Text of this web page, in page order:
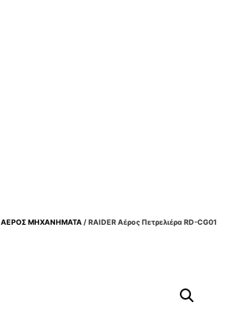
ΑΕΡΟΣ ΜΗΧΑΝΗΜΑΤΑ / RAIDER Αέρος Πετρελιέρα RD-CG01